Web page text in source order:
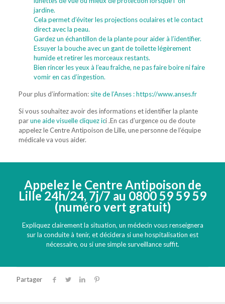
jardine.
Cela permet d’éviter les projections oculaires et le contact
direct avec la peau.
Gardez un échantillon de la plante pour aider à l’identifier.
Essuyer la bouche avec un gant de toilette légèrement
humide et retirer les morceaux restants.
Bien rincer les yeux à l’eau fraîche, ne pas faire boire ni faire
vomir en cas d’ingestion.
Pour plus d’information: site de l’Anses : https://www.anses.fr
Si vous souhaitez avoir des informations et identifier la plante
parune aide visuelle cliquez ici .En cas d’urgence ou de doute
appelez le Centre Antipoison de Lille, une personne de l’équipe
médicale va vous aider.
Appelez le Centre Antipoison de
Lille 24h/24, 7j/7 au 0800 59 59 59
(numéro vert gratuit)
Expliquez clairement la situation, un médecin vous renseignera
sur la conduite à tenir, et décidera si une hospitalisation est
nécessaire, ou si une simple surveillance suffit.
Partager